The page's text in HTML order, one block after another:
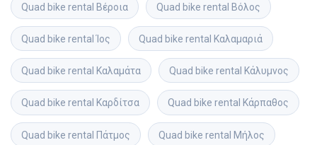
Quad bike rental Βέροια Quad bike rental Βόλος
Quad bike rental Ίος Quad bike rental Καλαμαριά
Quad bike rental Καλαμάτα Quad bike rental Κάλυμνος
Quad bike rental Καρδίτσα Quad bike rental Κάρπαθος
Quad bike rental Πάτμος Quad bike rental Μήλος